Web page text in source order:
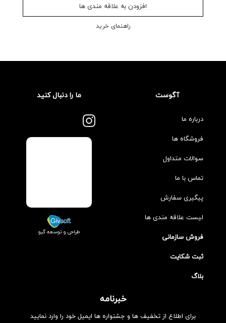
افزودن به علاقه مندی ها
راهنمای خرید
آگوست
درباره ما
فروشگاه ها
سوالات متداول
تماس با ما
پیگیری سفارش
لیست علاقه مندی ها
فروش سازمانی
ثبت شکایت
بلاگ
ما را دنبال کنید
طراحی و توسعه گیو
خبرنامه
برای اطلاع از تخفیف ها و جشنواره ها ایمیل خود را وارد نمایید